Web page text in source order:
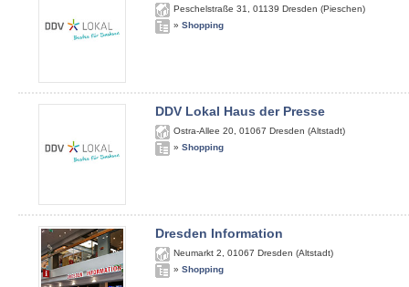
Peschelstraße 31 01139 Dresden (Pieschen)
» Shopping
DDV Lokal Haus der Presse
Ostra-Allee 20 01067 Dresden (Altstadt)
» Shopping
Dresden Information
Neumarkt 2 01067 Dresden (Altstadt)
» Shopping